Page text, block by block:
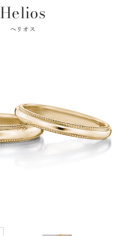
Helios
ヘリオス